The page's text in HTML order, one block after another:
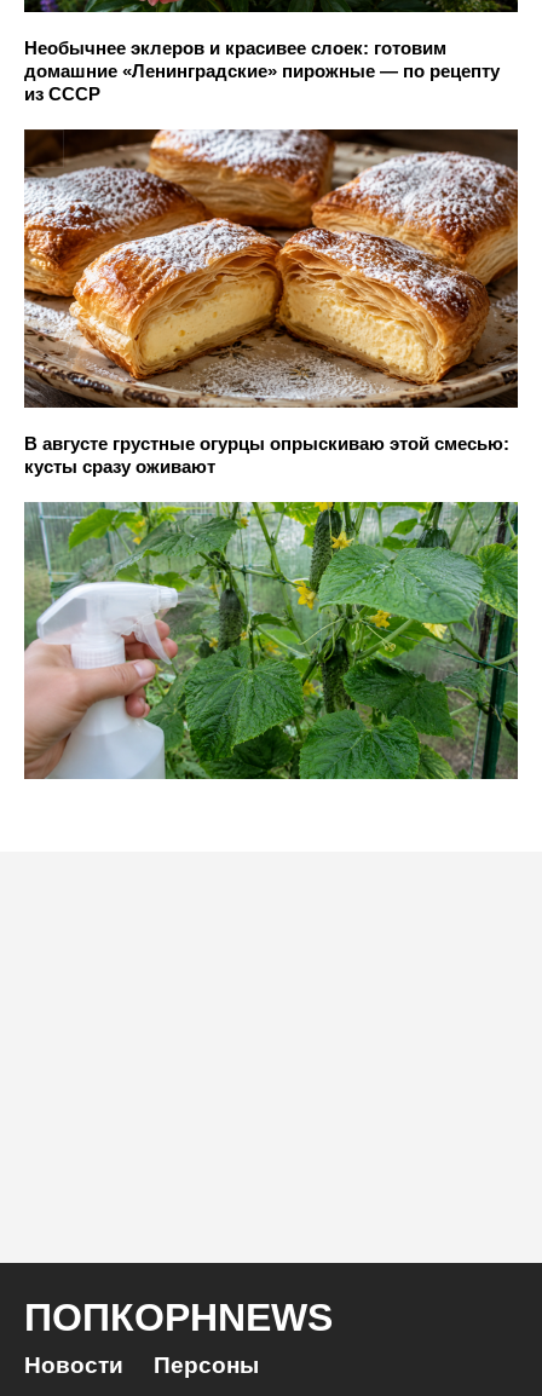
Необычнее эклеров и красивее слоек: готовим
домашние «Ленинградские» пирожные — по рецепту
из СССР
В августе грустные огурцы опрыскиваю этой смесью:
кусты сразу оживают
ПОПКОРНNEWS
Новости Персоны